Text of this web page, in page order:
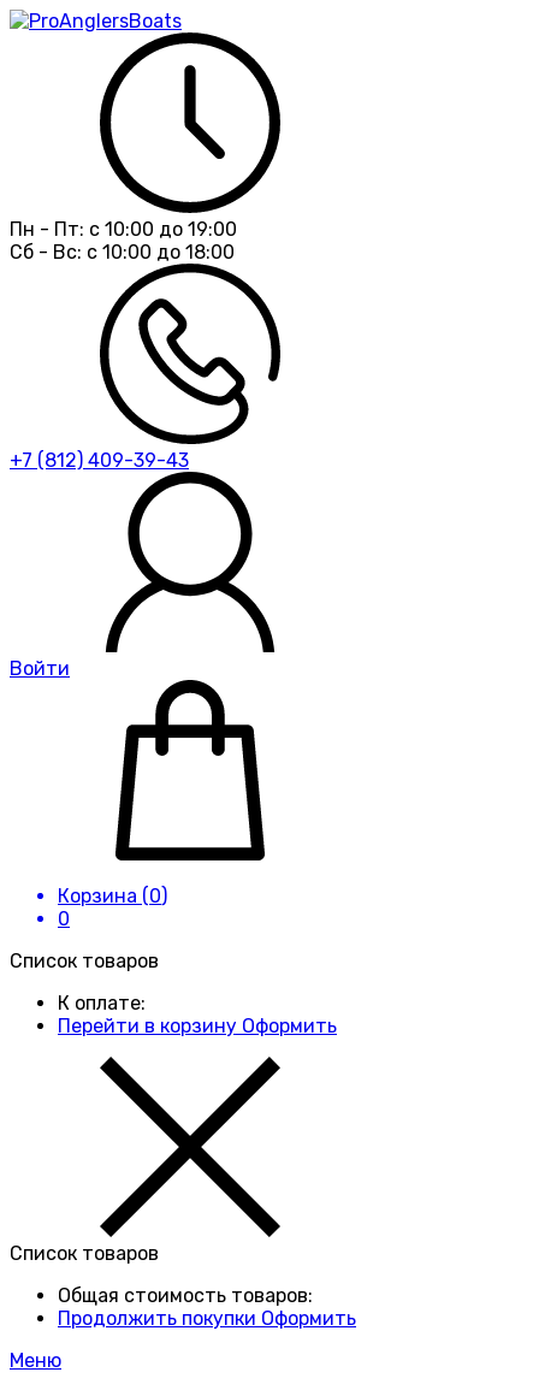
Пн - Пт: с 10:00 до 19:00
Сб - Вс: с 10:00 до 18:00
+7 (812) 409-39-43
Войти
Корзина (0)
0
Список товаров
К оплате:
Перейти в корзину Оформить
Список товаров
Общая стоимость товаров:
Продолжить покупки Оформить
Меню